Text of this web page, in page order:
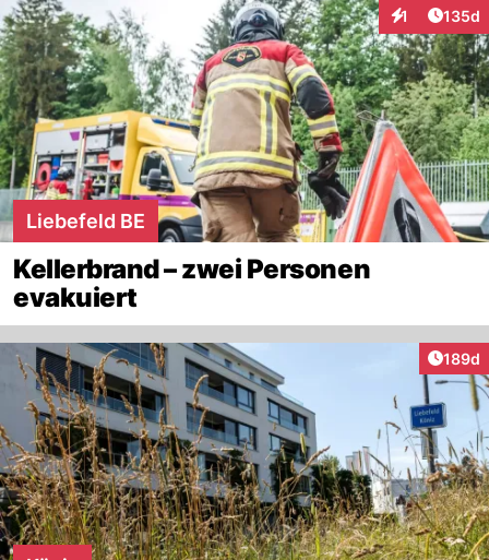
1
Interaktionen
135d
Liebefeld BE
Kellerbrand – zwei Personen
evakuiert
189d